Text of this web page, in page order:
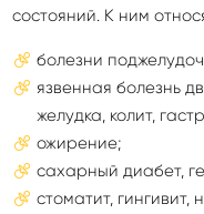
состояний. К ним
болезни
язвенная болезнь
желудка, колит,
ожирение;
сахарный диабет,
стоматит,